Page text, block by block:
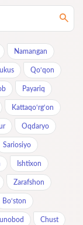
Namangan
Qo‘qon
Payariq
Kattaqo‘rg‘on
Oqdaryo
Sariosiyo
Ishtixon
Zarafshon
Bo‘ston
Chust